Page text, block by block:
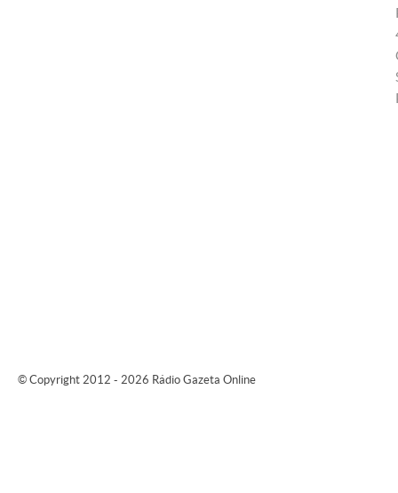
© Copyright 2012 - 2026 Rádio Gazeta Online